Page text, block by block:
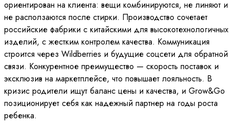
ориентирован на клиента: вещи комбинируются, не линяют и
не расползаются после стирки. Производство сочетает
российские фабрики с китайскими для высокотехнологичных
изделий, с жестким контролем качества. Коммуникация
строится через Wildberries и будущие соцсети для обратной
связи. Конкурентное преимущество — скорость поставок и
эксклюзив на маркетплейсе, что повышает лояльность. В
кризис родители ищут баланс цены и качества, и Grow&Go
позиционирует себя как надежный партнер на годы роста
ребенка.